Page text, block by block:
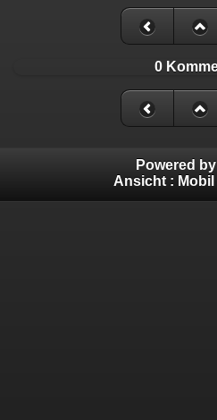
0
Powered by
Ansicht : Mobil